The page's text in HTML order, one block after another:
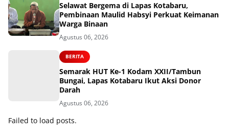
Selawat Bergema di Lapas Kotabaru,
Pembinaan Maulid Habsyi Perkuat Keimanan
Warga Binaan
Agustus 06, 2026
BERITA
Semarak HUT Ke-1 Kodam XXII/Tambun
Bungai, Lapas Kotabaru Ikut Aksi Donor
Darah
Agustus 06, 2026
Failed to load posts.